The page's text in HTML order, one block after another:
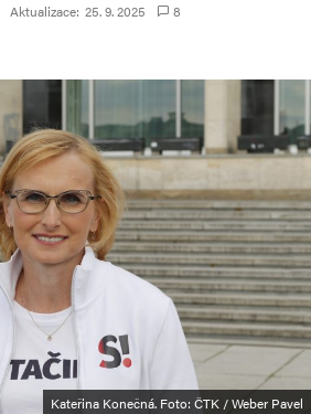
Aktualizace: 25. 9. 2025
8
Kateřina Konečná. Foto: ČTK / Weber Pavel